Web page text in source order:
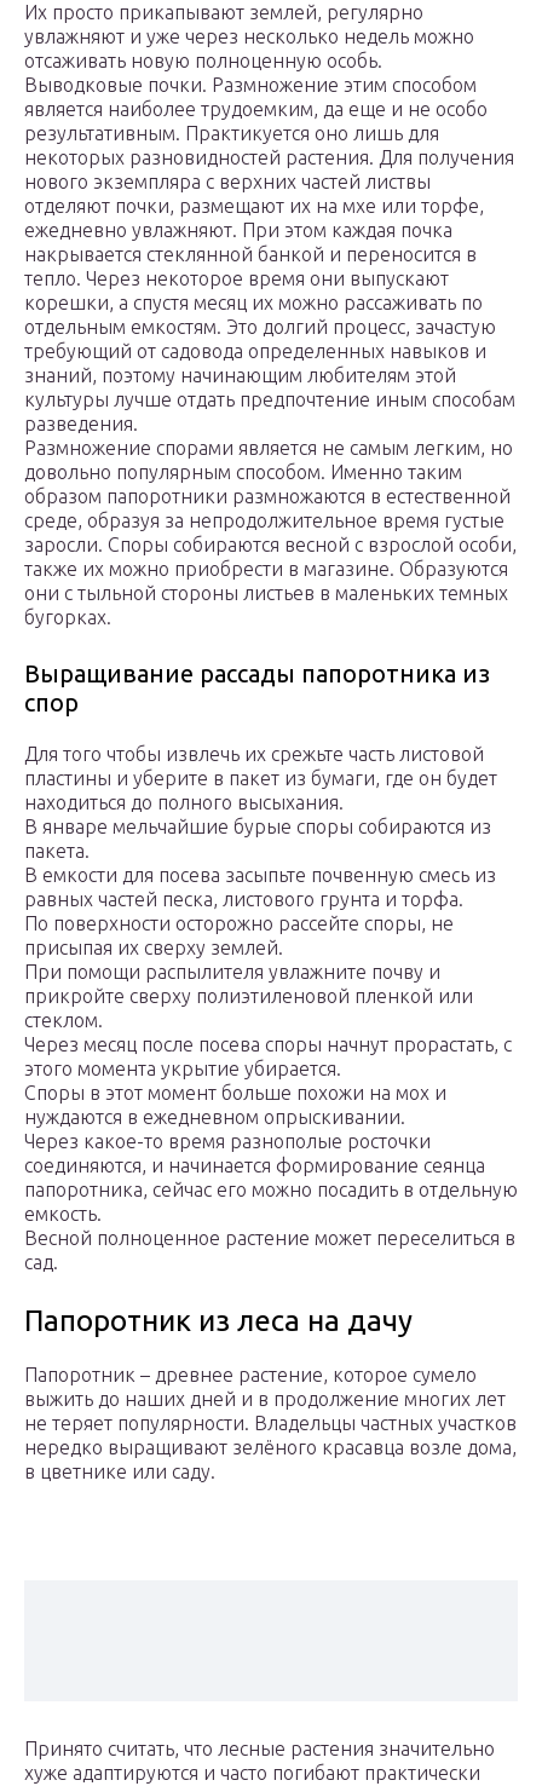
Их просто прикапывают землей, регулярно
увлажняют и уже через несколько недель можно
отсаживать новую полноценную особь.
Выводковые почки. Размножение этим способом
является наиболее трудоемким, да еще и не особо
результативным. Практикуется оно лишь для
некоторых разновидностей растения. Для получения
нового экземпляра с верхних частей листвы
отделяют почки, размещают их на мхе или торфе,
ежедневно увлажняют. При этом каждая почка
накрывается стеклянной банкой и переносится в
тепло. Через некоторое время они выпускают
корешки, а спустя месяц их можно рассаживать по
отдельным емкостям. Это долгий процесс, зачастую
требующий от садовода определенных навыков и
знаний, поэтому начинающим любителям этой
культуры лучше отдать предпочтение иным способам
разведения.
Размножение спорами является не самым легким, но
довольно популярным способом. Именно таким
образом папоротники размножаются в естественной
среде, образуя за непродолжительное время густые
заросли. Споры собираются весной с взрослой особи,
также их можно приобрести в магазине. Образуются
они с тыльной стороны листьев в маленьких темных
бугорках.
Выращивание рассады папоротника из
спор
Для того чтобы извлечь их срежьте часть листовой
пластины и уберите в пакет из бумаги, где он будет
находиться до полного высыхания.
В январе мельчайшие бурые споры собираются из
пакета.
В емкости для посева засыпьте почвенную смесь из
равных частей песка, листового грунта и торфа.
По поверхности осторожно рассейте споры, не
присыпая их сверху землей.
При помощи распылителя увлажните почву и
прикройте сверху полиэтиленовой пленкой или
стеклом.
Через месяц после посева споры начнут прорастать, с
этого момента укрытие убирается.
Споры в этот момент больше похожи на мох и
нуждаются в ежедневном опрыскивании.
Через какое-то время разнополые росточки
соединяются, и начинается формирование сеянца
папоротника, сейчас его можно посадить в отдельную
емкость.
Весной полноценное растение может переселиться в
сад.
Папоротник из леса на дачу
Папоротник – древнее растение, которое сумело
выжить до наших дней и в продолжение многих лет
не теряет популярности. Владельцы частных участков
нередко выращивают зелёного красавца возле дома,
в цветнике или саду.
Принято считать, что лесные растения значительно
хуже адаптируются и часто погибают практически